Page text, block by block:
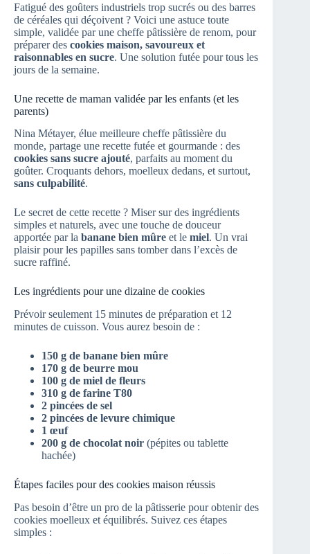
Fatigué des goûters industriels trop sucrés ou des barres
de céréales qui déçoivent ? Voici une astuce toute
simple, validée par une cheffe pâtissière de renom, pour
préparer des cookies maison, savoureux et
raisonnables en sucre. Une solution futée pour tous les
jours de la semaine.
Une recette de maman validée par les enfants (et les
parents)
Nina Métayer, élue meilleure cheffe pâtissière du
monde, partage une recette futée et gourmande : des
cookies sans sucre ajouté, parfaits au moment du
goûter. Croquants dehors, moelleux dedans, et surtout,
sans culpabilité.
Le secret de cette recette ? Miser sur des ingrédients
simples et naturels, avec une touche de douceur
apportée par la banane bien mûre et le miel. Un vrai
plaisir pour les papilles sans tomber dans l’excès de
sucre raffiné.
Les ingrédients pour une dizaine de cookies
Prévoir seulement 15 minutes de préparation et 12
minutes de cuisson. Vous aurez besoin de :
150 g de banane bien mûre
170 g de beurre mou
100 g de miel de fleurs
310 g de farine T80
2 pincées de sel
2 pincées de levure chimique
1 œuf
200 g de chocolat noir (pépites ou tablette
hachée)
Étapes faciles pour des cookies maison réussis
Pas besoin d’être un pro de la pâtisserie pour obtenir des
cookies moelleux et équilibrés. Suivez ces étapes
simples :